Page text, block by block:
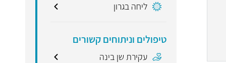
ליחה בגרון
טיפולים וניתוחים קשורים
עקירת שן בינה